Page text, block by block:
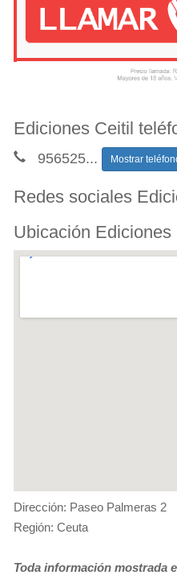
Ediciones Ceitil
956525... Mostrar
Redes sociales
Ubicación Ediciones
Dirección: Paseo Palmeras 2
Región: Ceuta
Toda información mostrada